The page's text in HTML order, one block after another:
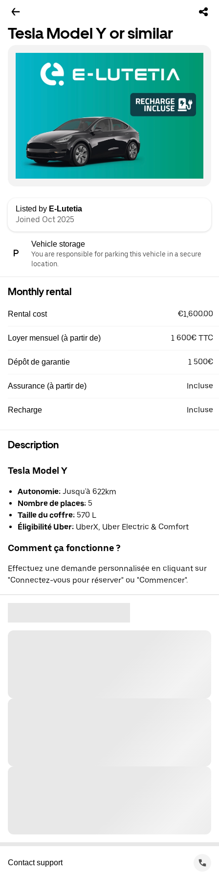
Tesla Model Y or similar
Listed by E-Lutetia
Joined Oct 2025
Vehicle storage
You are responsible for parking this vehicle in a secure
location.
Monthly rental
Rental cost €1,600.00
Loyer mensuel (à partir de) 1 600€ TTC
Dépôt de garantie 1 500€
Assurance (à partir de) Incluse
Recharge Incluse
Description
Tesla Model Y
Autonomie: Jusqu'à 622km
Nombre de places: 5
Taille du coffre: 570 L
Éligibilité Uber: UberX, Uber Electric & Comfort
Comment ça fonctionne ?
Effectuez une demande personnalisée en cliquant sur
"Connectez-vous pour réserver" ou "Commencer".
Contact support